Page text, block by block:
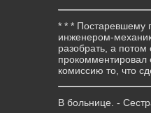
* * * Постаревшему
инженером-
разобрать, а потом
прокомментировал
комиссию то, что
В больнице. -